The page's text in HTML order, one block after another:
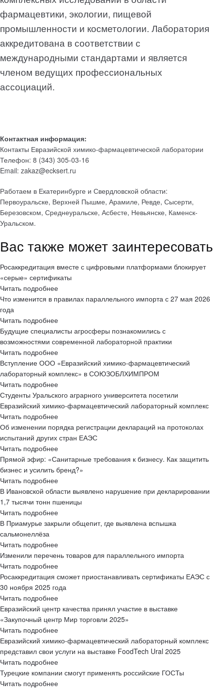
фармацевтики, экологии, пищевой
промышленности и косметологии. Лаборатория
аккредитована в соответствии с
международными стандартами и является
членом ведущих профессиональных
ассоциаций.
Контактная информация:
Контакты Евразийской химико-фармацевтической лаборатории
Телефон: 8 (343) 305-03-16
Email: zakaz@ecksert.ru
Работаем в Екатеринбурге и Свердловской области:
Первоуральске, Верхней Пышме, Арамиле, Ревде, Сысерти,
Березовском, Среднеуральске, Асбесте, Невьянске, Каменск-
Уральском.
Вас также может заинтересовать
Росаккредитация вместе с цифровыми платформами блокирует
«серые» сертификаты
Читать подробнее
Что изменится в правилах параллельного импорта с 27 мая 2026
года
Читать подробнее
Будущие специалисты агросферы познакомились с
возможностями современной лабораторной практики
Читать подробнее
Вступление ООО «Евразийский химико-фармацевтический
лабораторный комплекс» в СОЮЗОБЛХИМПРОМ
Читать подробнее
Студенты Уральского аграрного университета посетили
Евразийский химико-фармацевтический лабораторный комплекс
Читать подробнее
Об изменении порядка регистрации деклараций на протоколах
испытаний других стран ЕАЭС
Читать подробнее
Прямой эфир: «Санитарные требования к бизнесу. Как защитить
бизнес и усилить бренд?»
Читать подробнее
В Ивановской области выявлено нарушение при декларировании
1,7 тысячи тонн пшеницы
Читать подробнее
В Приамурье закрыли общепит, где выявлена вспышка
сальмонеллёза
Читать подробнее
Изменили перечень товаров для параллельного импорта
Читать подробнее
Росаккредитация сможет приостанавливать сертификаты ЕАЭС с
30 ноября 2025 года
Читать подробнее
Евразийский центр качества принял участие в выставке
«Закупочный центр Мир торговли 2025»
Читать подробнее
Евразийский химико-фармацевтический лабораторный комплекс
представил свои услуги на выставке FoodTech Ural 2025
Читать подробнее
Турецкие компании смогут применять российские ГОСТы
Читать подробнее